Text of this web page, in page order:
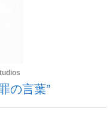
いまさら聞けない資産運用
の言葉”